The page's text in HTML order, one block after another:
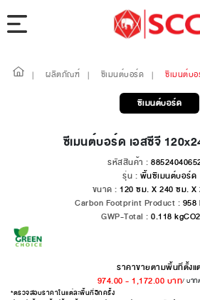
| ผลิตภัณฑ์ | ซีเมนต์บอร์ด | ซีเมนต์บ
ซีเมนต์บอร์ด
ซีเมนต์บอร์ด เอสซีจี
รหัสสินค้า :
รุ่น : พื้นซีเมนต์บอร์ด
ขนาด : 120 ซม. X 240 ซม. X
Carbon Footprint Product : 958
GWP-Total : 0.118
ราคาขายตามพื้นที่ตั้งแ
974.00 - 1,172.00 บาท/ บาท
*ตรวจสอบราคาในแต่ละพื้นที่อีกครั้ง